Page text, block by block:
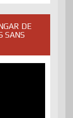
DE
SANS